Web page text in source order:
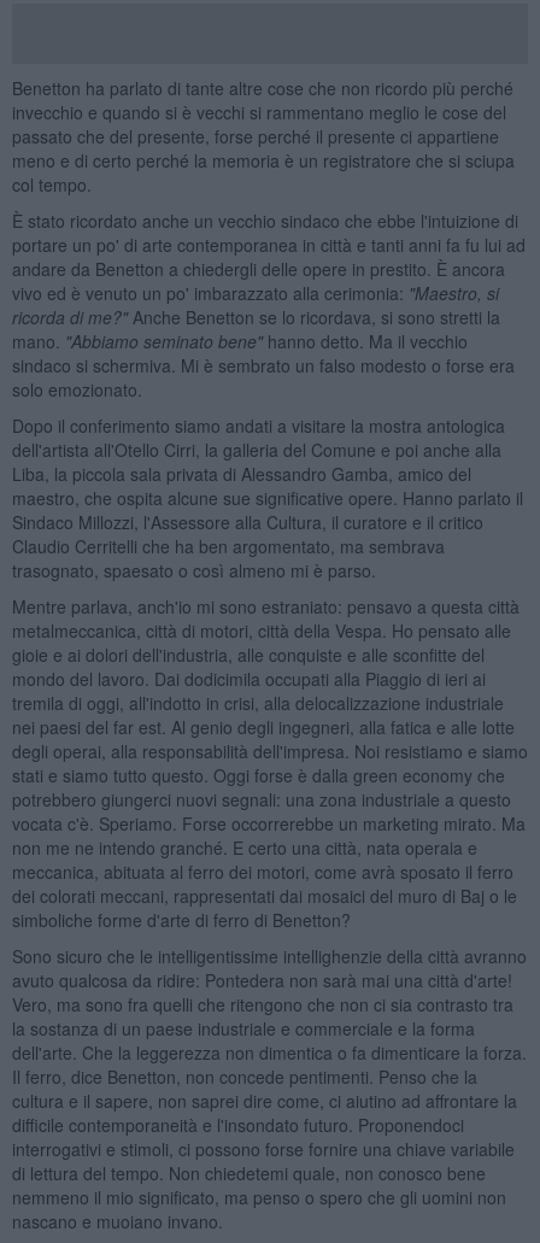
Benetton ha parlato di tante altre cose che non ricordo più perché
invecchio e quando si è vecchi si rammentano meglio le cose del
passato che del presente, forse perché il presente ci appartiene
meno e di certo perché la memoria è un registratore che si sciupa
col tempo.
È stato ricordato anche un vecchio sindaco che ebbe l'intuizione di
portare un po' di arte contemporanea in città e tanti anni fa fu lui ad
andare da Benetton a chiedergli delle opere in prestito. È ancora
vivo ed è venuto un po' imbarazzato alla cerimonia: "Maestro, si
ricorda di me?"Anche Benetton se lo ricordava, si sono stretti la
mano. "Abbiamo seminato bene"hanno detto. Ma il vecchio
sindaco si schermiva. Mi è sembrato un falso modesto o forse era
solo emozionato.
Dopo il conferimento siamo andati a visitare la mostra antologica
dell'artista all'Otello Cirri, la galleria del Comune e poi anche alla
Liba, la piccola sala privata di Alessandro Gamba, amico del
maestro, che ospita alcune sue significative opere. Hanno parlato il
Sindaco Millozzi, l'Assessore alla Cultura, il curatore e il critico
Claudio Cerritelli che ha ben argomentato, ma sembrava
trasognato, spaesato o così almeno mi è parso.
Mentre parlava, anch'io mi sono estraniato: pensavo a questa città
metalmeccanica, città di motori, città della Vespa. Ho pensato alle
gioie e ai dolori dell'industria, alle conquiste e alle sconfitte del
mondo del lavoro. Dai dodicimila occupati alla Piaggio di ieri ai
tremila di oggi, all'indotto in crisi, alla delocalizzazione industriale
nei paesi del far est. Al genio degli ingegneri, alla fatica e alle lotte
degli operai, alla responsabilità dell'impresa. Noi resistiamo e siamo
stati e siamo tutto questo. Oggi forse è dalla green economy che
potrebbero giungerci nuovi segnali: una zona industriale a questo
vocata c'è. Speriamo. Forse occorrerebbe un marketing mirato. Ma
non me ne intendo granché. E certo una città, nata operaia e
meccanica, abituata al ferro dei motori, come avrà sposato il ferro
dei colorati meccani, rappresentati dai mosaici del muro di Baj o le
simboliche forme d'arte di ferro di Benetton?
Sono sicuro che le intelligentissime intellighenzie della città avranno
avuto qualcosa da ridire: Pontedera non sarà mai una città d'arte!
Vero, ma sono fra quelli che ritengono che non ci sia contrasto tra
la sostanza di un paese industriale e commerciale e la forma
dell'arte. Che la leggerezza non dimentica o fa dimenticare la forza.
Il ferro, dice Benetton, non concede pentimenti. Penso che la
cultura e il sapere, non saprei dire come, ci aiutino ad affrontare la
difficile contemporaneità e l'insondato futuro. Proponendoci
interrogativi e stimoli, ci possono forse fornire una chiave variabile
di lettura del tempo. Non chiedetemi quale, non conosco bene
nemmeno il mio significato, ma penso o spero che gli uomini non
nascano e muoiano invano.